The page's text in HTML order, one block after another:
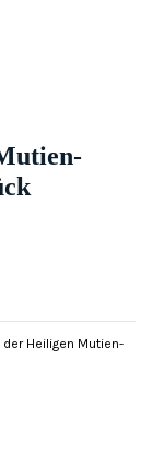
Heiligen Mutien-